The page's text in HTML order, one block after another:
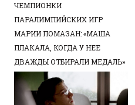
ЧЕМПИОНКИ
ПАРАЛИМПИЙСКИХ ИГР
МАРИИ ПОМАЗАН: «МАША
ПЛАКАЛА, КОГДА У НЕЕ
ДВАЖДЫ ОТБИРАЛИ МЕДАЛЬ»